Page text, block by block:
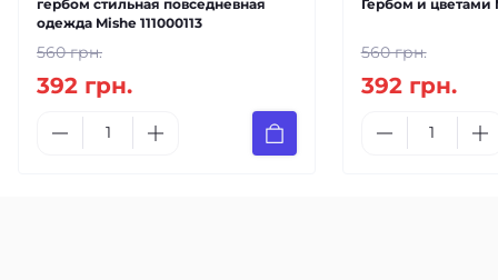
гербом стильная повседневная
одежда Mishe 111000113
560 грн.
392 грн.
Гербом и цветами
560 грн.
392 грн.